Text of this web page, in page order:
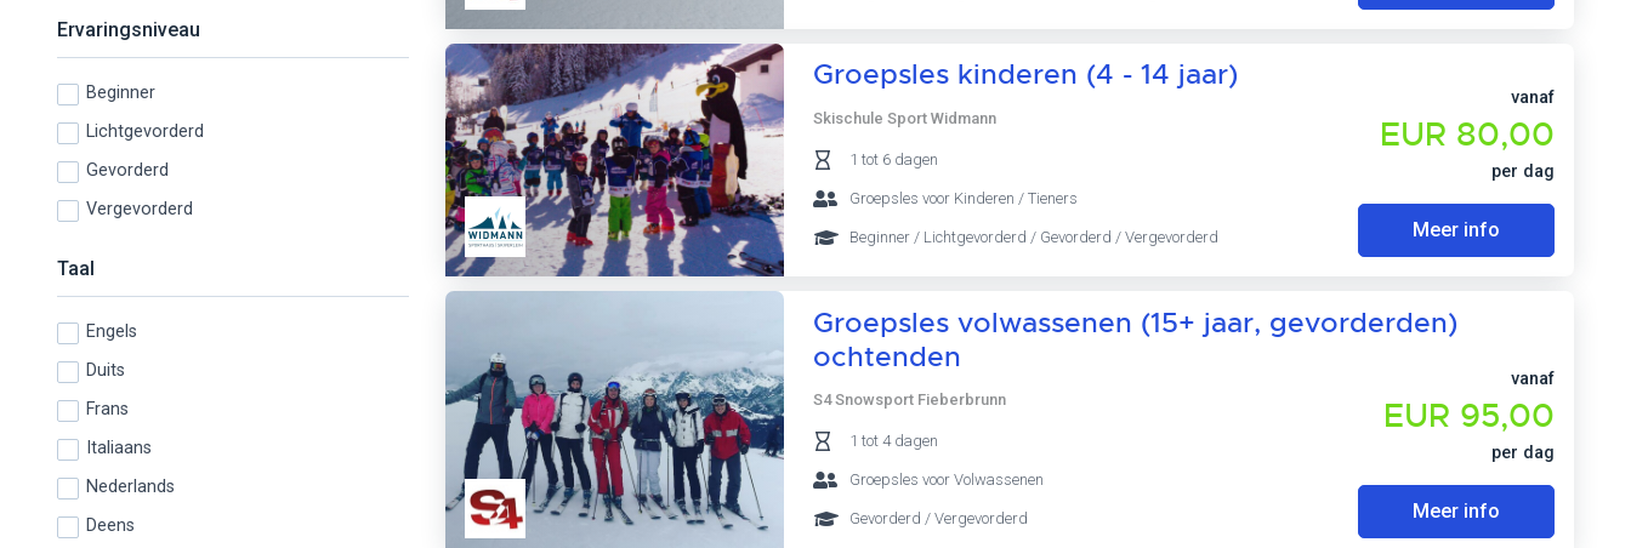
Ervaringsniveau
Beginner
Lichtgevorderd
Gevorderd
Vergevorderd
Taal
Engels
Duits
Frans
Italiaans
Nederlands
Deens
Groepsles kinderen (4 - 14 jaar)
Skischule Sport Widmann
1 tot 6 dagen
Groepsles voor Kinderen / Tieners
Beginner / Lichtgevorderd / Gevorderd / Vergevorderd
vanaf
EUR 80,00
per dag
Meer info
Groepsles volwassenen (15+ jaar, gevorderden)
ochtenden
S4 Snowsport Fieberbrunn
1 tot 4 dagen
Groepsles voor Volwassenen
Gevorderd / Vergevorderd
vanaf
EUR 95,00
per dag
Meer info